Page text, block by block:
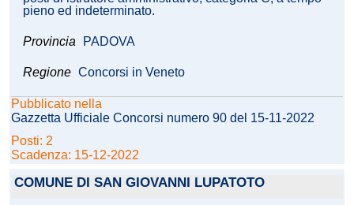
pieno ed indeterminato.
Provincia PADOVA
Regione Concorsi in Veneto
Pubblicato nella
Gazzetta Ufficiale Concorsi numero 90 del 15-11-2022
Posti: 2
Scadenza: 15-12-2022
COMUNE DI SAN GIOVANNI LUPATOTO